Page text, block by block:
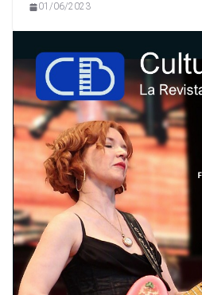
01/06/2023